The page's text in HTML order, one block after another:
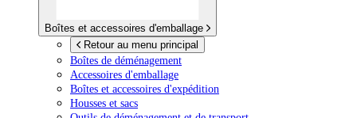
Boîtes et accessoires d'emballage
Retour au menu principal
Boîtes de déménagement
Accessoires d'emballage
Boîtes et accessoires d'expédition
Housses et sacs